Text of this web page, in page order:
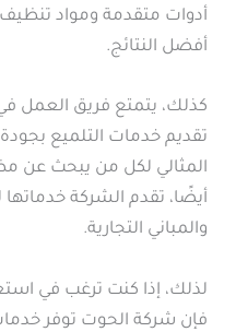
أدوات متقدمة ومواد
أفضل النتائج.
كذلك، يتمتع فريق العمل
تقديم خدمات التلميع بجودة
المثالي لكل من يبحث عن
أيضًا، تقدم الشركة
والمباني التجارية.
لذلك، إذا كنت ترغب في
فإن شركة الحوت توفر